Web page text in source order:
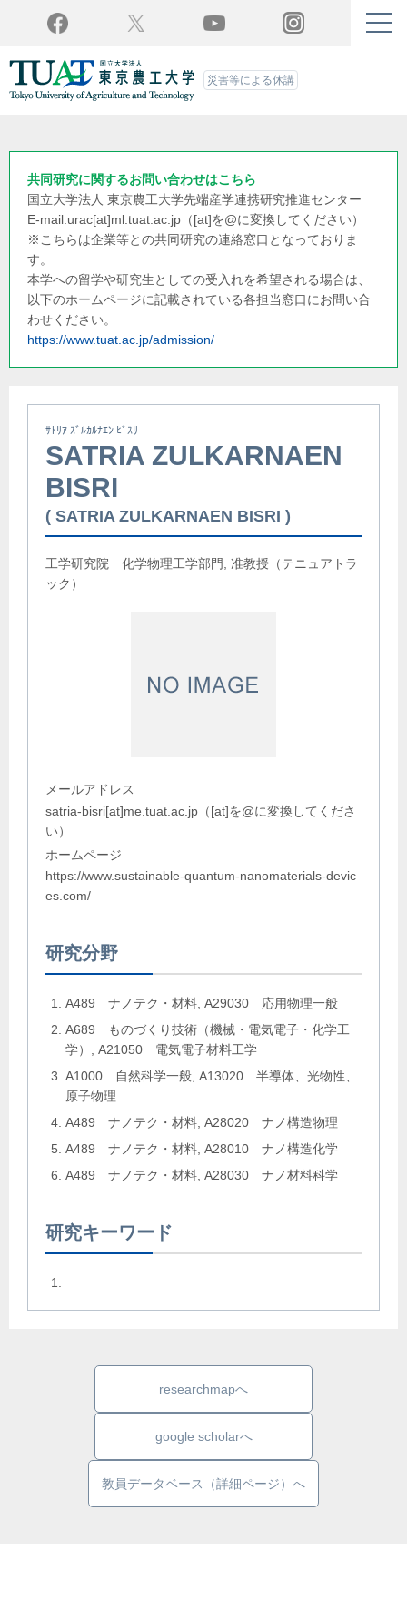
Facebook YouTube Instagram
災害等による休講
共同研究に関するお問い合わせはこちら
国立大学法人 東京農工大学先端産学連携研究推進センター
E-mail:urac[at]ml.tuat.ac.jp （[at]を@に変換してください）
※こちらは企業等との共同研究の連絡窓口となっておりま
す。
本学への留学や研究生としての受入れを希望される場合は、
以下のホームページに記載されている各担当窓口にお問い合
わせください。
https://www.tuat.ac.jp/admission/
SATRIA ZULKARNAEN
BISRI
ｻﾄﾘｱ ｽﾞﾙｶﾙﾅｴﾝ ﾋﾞｽﾘ
SATRIA ZULKARNAEN BISRI
工学研究院 化学物理工学部門, 准教授（テニュアトラ
ック）
メールアドレス
satria-bisri[at]me.tuat.ac.jp（[at]を@に変換してくださ
い）
ホームページ
https://www.sustainable-quantum-nanomaterials-devic
es.com/
研究分野
A489 ナノテク・材料, A29030 応用物理一般
A689 ものづくり技術（機械・電気電子・化学工
学）, A21050 電気電子材料工学
A1000 自然科学一般, A13020 半導体、光物性、
原子物理
A489 ナノテク・材料, A28020 ナノ構造物理
A489 ナノテク・材料, A28010 ナノ構造化学
A489 ナノテク・材料, A28030 ナノ材料科学
研究キーワード
researchmapへ
google scholarへ
教員データベース（詳細ページ）へ